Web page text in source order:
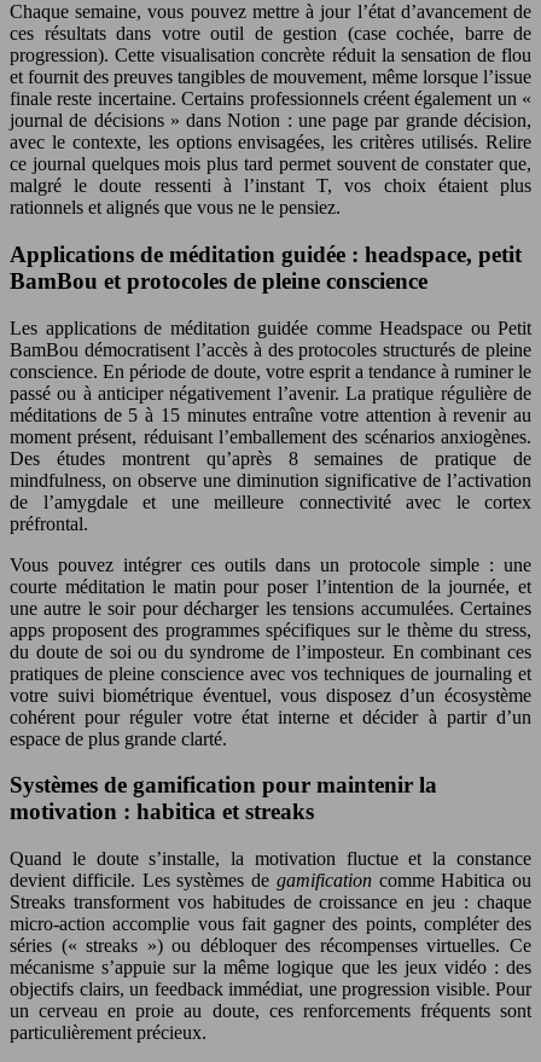
Chaque semaine, vous pouvez mettre à jour l’état d’avancement de
ces résultats dans votre outil de gestion (case cochée, barre de
progression). Cette visualisation concrète réduit la sensation de flou
et fournit des preuves tangibles de mouvement, même lorsque l’issue
finale reste incertaine. Certains professionnels créent également un «
journal de décisions » dans Notion : une page par grande décision,
avec le contexte, les options envisagées, les critères utilisés. Relire
ce journal quelques mois plus tard permet souvent de constater que,
malgré le doute ressenti à l’instant T, vos choix étaient plus
rationnels et alignés que vous ne le pensiez.
Applications de méditation guidée : headspace, petit
BamBou et protocoles de pleine conscience
Les applications de méditation guidée comme Headspace ou Petit
BamBou démocratisent l’accès à des protocoles structurés de pleine
conscience. En période de doute, votre esprit a tendance à ruminer le
passé ou à anticiper négativement l’avenir. La pratique régulière de
méditations de 5 à 15 minutes entraîne votre attention à revenir au
moment présent, réduisant l’emballement des scénarios anxiogènes.
Des études montrent qu’après 8 semaines de pratique de
mindfulness, on observe une diminution significative de l’activation
de l’amygdale et une meilleure connectivité avec le cortex
préfrontal.
Vous pouvez intégrer ces outils dans un protocole simple : une
courte méditation le matin pour poser l’intention de la journée, et
une autre le soir pour décharger les tensions accumulées. Certaines
apps proposent des programmes spécifiques sur le thème du stress,
du doute de soi ou du syndrome de l’imposteur. En combinant ces
pratiques de pleine conscience avec vos techniques de journaling et
votre suivi biométrique éventuel, vous disposez d’un écosystème
cohérent pour réguler votre état interne et décider à partir d’un
espace de plus grande clarté.
Systèmes de gamification pour maintenir la
motivation : habitica et streaks
Quand le doute s’installe, la motivation fluctue et la constance
devient difficile. Les systèmes de gamificationcomme Habitica ou
Streaks transforment vos habitudes de croissance en jeu : chaque
micro-action accomplie vous fait gagner des points, compléter des
séries (« streaks ») ou débloquer des récompenses virtuelles. Ce
mécanisme s’appuie sur la même logique que les jeux vidéo : des
objectifs clairs, un feedback immédiat, une progression visible. Pour
un cerveau en proie au doute, ces renforcements fréquents sont
particulièrement précieux.